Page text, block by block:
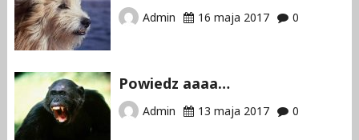
Admin 16 maja 2017 0
Powiedz aaaa…
Admin 13 maja 2017 0